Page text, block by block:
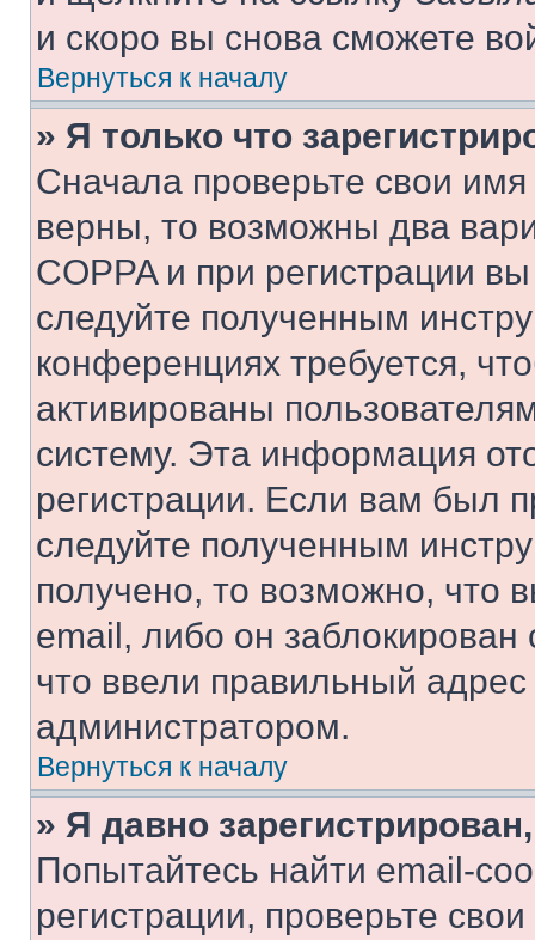
и скоро вы снова сможете
Вернуться к началу
» Я только что
Сначала проверьте свои
верны, то возможны два
COPPA и при регистрации
следуйте полученным
конференциях требуется,
активированы
систему. Эта информация
регистрации. Если вам был
следуйте полученным
получено, то возможно, что
email, либо он
что ввели правильный адрес
администратором.
Вернуться к началу
» Я давно
Попытайтесь найти email-
регистрации, проверьте